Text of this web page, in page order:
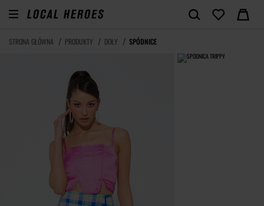
STRONA GŁÓWNA PRODUKTY DOŁY SPÓDNICE